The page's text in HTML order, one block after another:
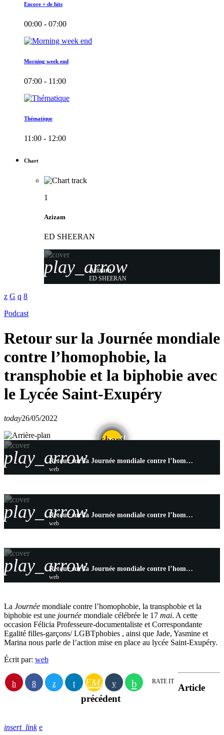
Encore + de hits
00:00 - 07:00
Morning week end
07:00 - 11:00
Thématique
11:00 - 12:00
Chart
1
Azizam
ED SHEERAN
play_arrow
Azizam
ED SHEERAN
Podcast
Retour sur la Journée mondiale
contre l’homophobie, la
transphobie et la biphobie avec
le Lycée Saint-Exupéry
today26/05/2022
share
email
play_arrow Retour sur la Journée mondiale contre l’homophobie, la transphobie et la biphobie avec le Lycée Saint-Exupéry
web
play_arrow Retour sur la Journée mondiale contre l’homophobie, la transphobie et la biphobie avec le Lycée Saint-Exupéry
web
play_arrow Retour sur la Journée mondiale contre l’homophobie, la transphobie et la biphobie avec le Lycée Saint-Exupéry
web
La Journée mondiale contre l’homophobie, la transphobie et la
biphobie est une journée mondiale célébrée le 17 mai. A cette
occasion Félicia Professeure-documentaliste et Correspondante
Egalité filles-garçons/ LGBTphobies , ainsi que Jade, Yasmine et
Marina nous parle de l’action mise en place au lycée Saint-Exupéry.
Écrit par: web
EMAIL RATE IT
Article
précédent
insert_link